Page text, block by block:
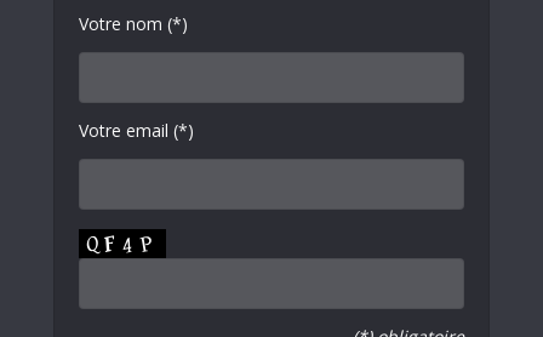
Votre nom (*)
Votre email (*)